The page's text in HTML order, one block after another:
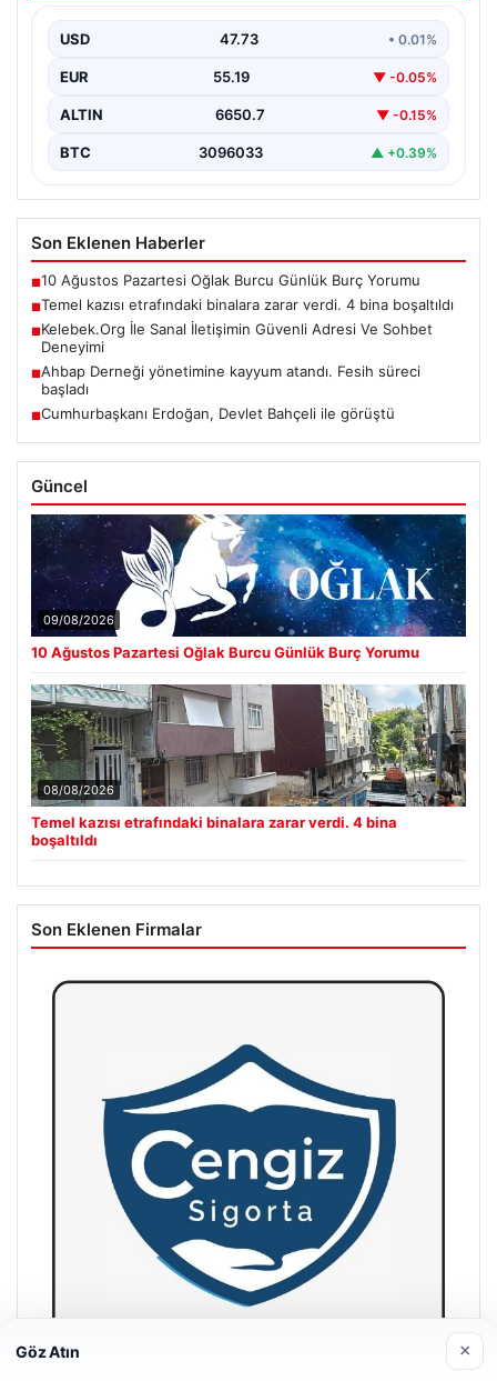
USD 47.73 • 0.01%
EUR 55.19 ▼ -0.05%
ALTIN 6650.7 ▼ -0.15%
BTC 3096033 ▲ +0.39%
Son Eklenen Haberler
■10 Ağustos Pazartesi Oğlak Burcu Günlük Burç Yorumu
■Temel kazısı etrafındaki binalara zarar verdi. 4 bina boşaltıldı
■Kelebek.Org İle Sanal İletişimin Güvenli Adresi Ve Sohbet
Deneyimi
■Ahbap Derneği yönetimine kayyum atandı. Fesih süreci
başladı
■Cumhurbaşkanı Erdoğan, Devlet Bahçeli ile görüştü
Güncel
09/08/2026
10 Ağustos Pazartesi Oğlak Burcu Günlük Burç Yorumu
08/08/2026
Temel kazısı etrafındaki binalara zarar verdi. 4 bina
boşaltıldı
Son Eklenen Firmalar
Göz Atın ×